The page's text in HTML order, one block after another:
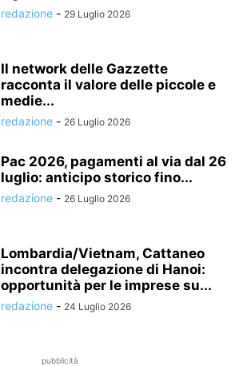
redazione - 29 Luglio 2026
Il network delle Gazzette
racconta il valore delle piccole e
medie...
redazione - 26 Luglio 2026
Pac 2026, pagamenti al via dal 26
luglio: anticipo storico fino...
redazione - 26 Luglio 2026
Lombardia/Vietnam, Cattaneo
incontra delegazione di Hanoi:
opportunità per le imprese su...
redazione - 24 Luglio 2026
pubblicità